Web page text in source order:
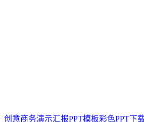
创意商务演示汇报PPT模板彩色PPT下